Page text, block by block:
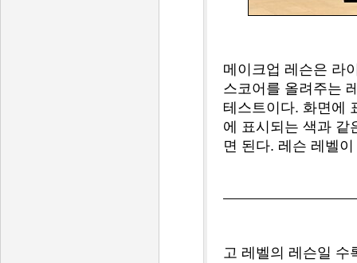
메이크업 레슨은 라
스코어를 올려주는
테스트이다. 화면에
에 표시되는 색과 같
면 된다. 레슨 레벨
고 레벨의 레슨일 수